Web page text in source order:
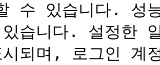
수 있습니다. 성
습니다. 설정한
되며, 로그인 계